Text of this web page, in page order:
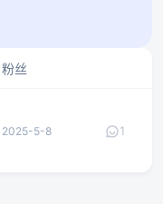
粉丝
2025-5-8 1